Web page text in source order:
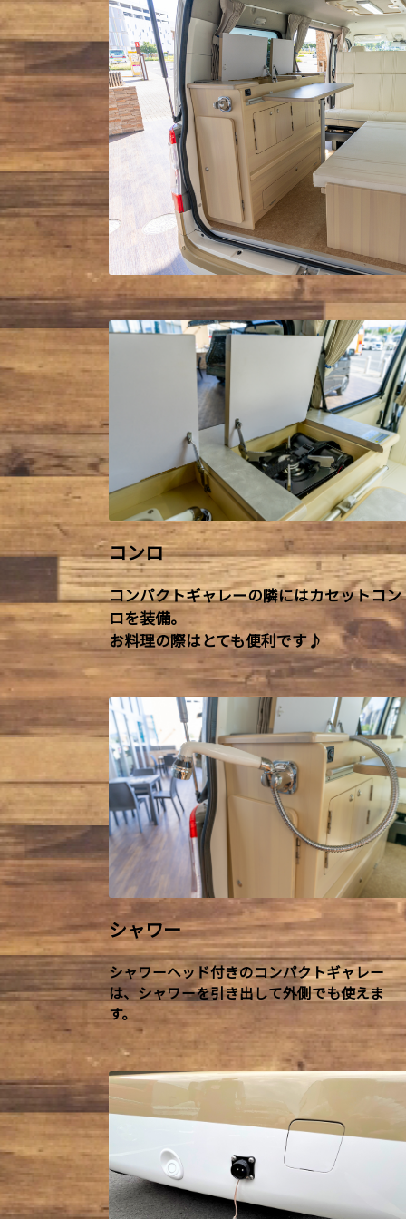
コンロ
コンパクトギャレーの隣にはカセットコン
ロを装備。
お料理の際はとても便利です♪
シャワー
シャワーヘッド付きのコンパクトギャレー
は、シャワーを引き出して外側でも使えま
す。